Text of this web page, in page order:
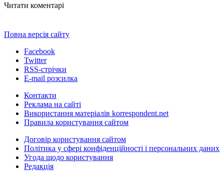
Читати коментарі
Повна версія сайту
Facebook
Twitter
RSS-стрічки
E-mail розсилка
Контакти
Реклама на сайті
Використання матеріалів korrespondent.net
Правила користування сайтом
Договір користування сайтом
Політика у сфері конфіденційності і персональних даних
Угода щодо користування
Редакція